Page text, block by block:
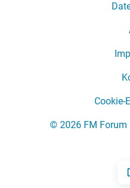
Cookie-
© 2026 FM Forum